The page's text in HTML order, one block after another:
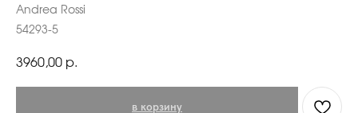
Andrea Rossi
54293-5
3960,00 р.
в корзину